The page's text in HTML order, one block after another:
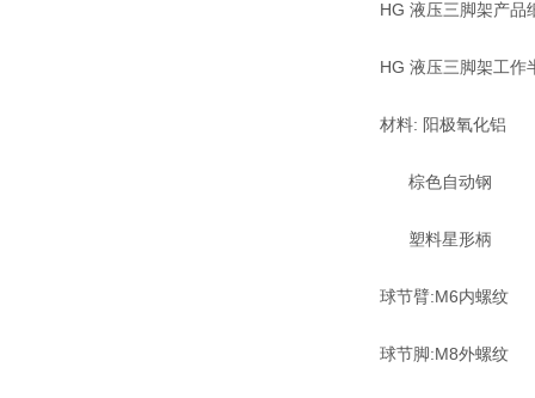
HG 液压三脚架产品
HG 液压三脚架工作
材料: 阳极氧化铝
棕色自动钢
塑料星形柄
球节臂:M6内螺纹
球节脚:M8外螺纹